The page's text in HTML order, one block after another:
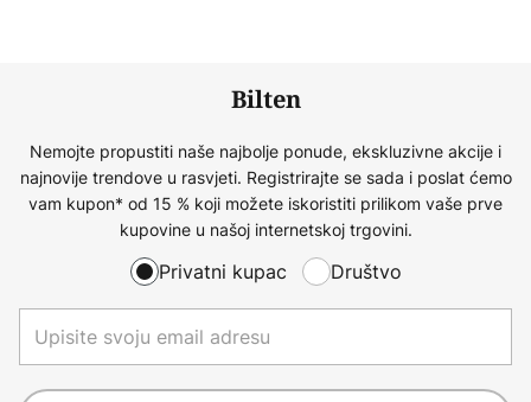
Bilten
Nemojte propustiti naše najbolje ponude, ekskluzivne akcije i
najnovije trendove u rasvjeti. Registrirajte se sada i poslat ćemo
vam kupon* od 15 % koji možete iskoristiti prilikom vaše prve
kupovine u našoj internetskoj trgovini.
Privatni kupac Društvo